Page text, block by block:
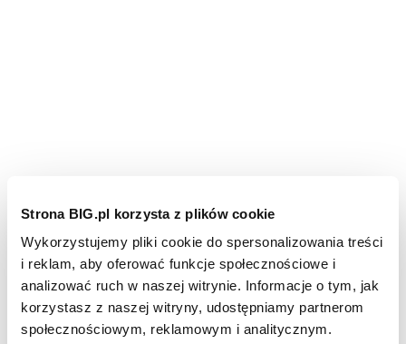
Strona BIG.pl korzysta z plików cookie
Wykorzystujemy pliki cookie do spersonalizowania treści
i reklam, aby oferować funkcje społecznościowe i
analizować ruch w naszej witrynie. Informacje o tym, jak
korzystasz z naszej witryny, udostępniamy partnerom
społecznościowym, reklamowym i analitycznym.